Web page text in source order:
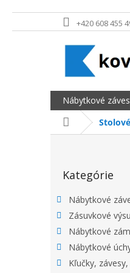
Prejsť na obsah +420 608 455
Nábytkové
Domov
BOČNÝ PANEL
Kategórie
Nábytkové
Zásuvkové
Nábytkové
Nábytkové
Kľučky,